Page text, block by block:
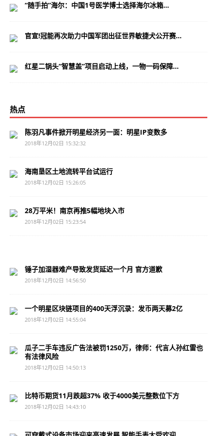
“随手拍”海尔：中国1号医学博士选择海尔冰箱...
官宣!冠能再次助力中国军团出征世界敏捷犬公开赛...
红星二锅头“智慧盖”项目启动上线，一物一码保障...
热点
陈羽凡事件掀开明星经济另一面：明星IP变数多
2018年12月02日 15:32:32
海南垦区土地流转平台试运行
2018年12月02日 15:26:05
28万平米！南京再推5幅地块入市
2018年12月02日 15:23:54
锤子加湿器难产导致发货延迟一个月 官方道歉
2018年12月02日 14:56:50
一个明星区块链项目的400天浮沉录：发币两天募2亿
2018年12月02日 14:55:04
瓜子二手车违反广告法被罚1250万，律师：代言人孙红雷也
有法律风险
2018年12月02日 14:50:13
比特币期货11月跌超37% 收于4000美元整数位下方
2018年12月02日 14:43:10